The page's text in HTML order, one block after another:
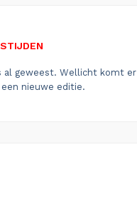
al geweest. Wellicht komt er
een nieuwe editie.